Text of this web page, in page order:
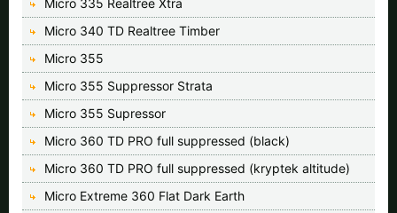
Micro 340 TD Realtree Timber
Micro 355
Micro 355 Suppressor Strata
Micro 355 Supressor
Micro 360 TD PRO full suppressed (black)
Micro 360 TD PRO full suppressed (kryptek altitude)
Micro Extreme 360 Flat Dark Earth